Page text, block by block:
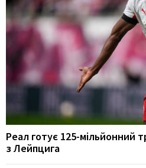
Реал готує 125-мільйонний
з Лейпцига